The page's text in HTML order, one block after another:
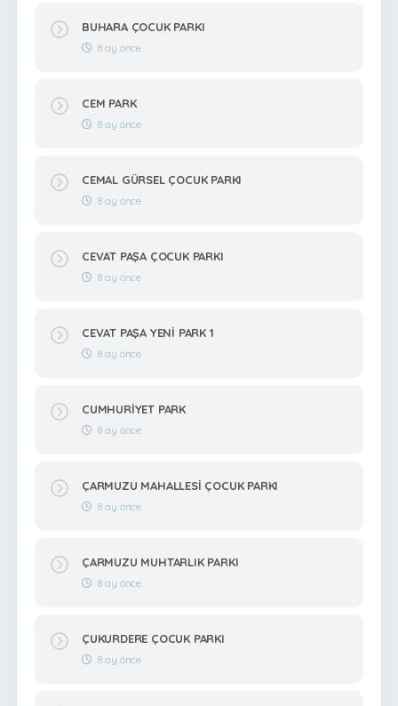
BUHARA ÇOCUK PARKI
8 ay önce
CEM PARK
8 ay önce
CEMAL GÜRSEL ÇOCUK PARKI
8 ay önce
CEVAT PAŞA ÇOCUK PARKI
8 ay önce
CEVAT PAŞA YENİ PARK 1
8 ay önce
CUMHURİYET PARK
8 ay önce
ÇARMUZU MAHALLESİ ÇOCUK PARKI
8 ay önce
ÇARMUZU MUHTARLIK PARKI
8 ay önce
ÇUKURDERE ÇOCUK PARKI
8 ay önce